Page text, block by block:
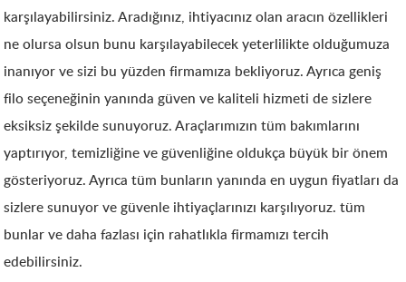
karşılayabilirsiniz. Aradığınız, ihtiyacınız olan aracın özellikleri
ne olursa olsun bunu karşılayabilecek yeterlilikte olduğumuza
inanıyor ve sizi bu yüzden firmamıza bekliyoruz. Ayrıca geniş
filo seçeneğinin yanında güven ve kaliteli hizmeti de sizlere
eksiksiz şekilde sunuyoruz. Araçlarımızın tüm bakımlarını
yaptırıyor, temizliğine ve güvenliğine oldukça büyük bir önem
gösteriyoruz. Ayrıca tüm bunların yanında en uygun fiyatları da
sizlere sunuyor ve güvenle ihtiyaçlarınızı karşılıyoruz. tüm
bunlar ve daha fazlası için rahatlıkla firmamızı tercih
edebilirsiniz.